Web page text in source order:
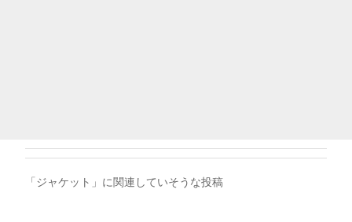
「ジャケット」に関連していそうな投稿